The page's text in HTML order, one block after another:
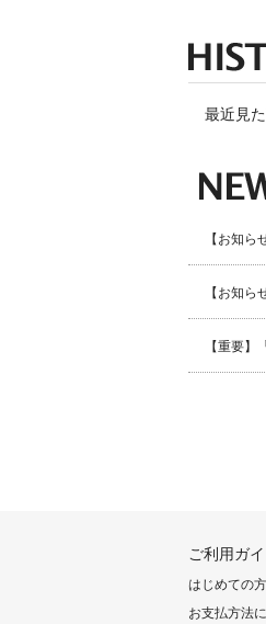
最近見
【お知
【お知
【重要
ご利用ガ
はじめての
お支払方法